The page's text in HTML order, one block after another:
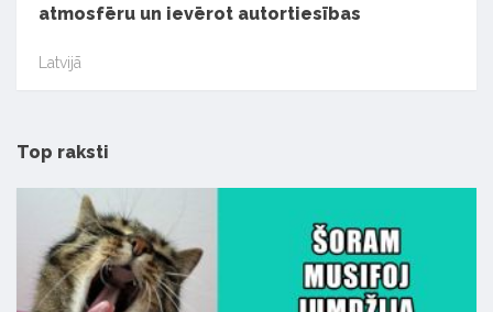
atmosfēru un ievērot autortiesības
Latvijā
Top raksti